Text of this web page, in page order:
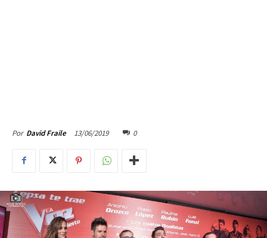
Por David Fraile 13/06/2019 0